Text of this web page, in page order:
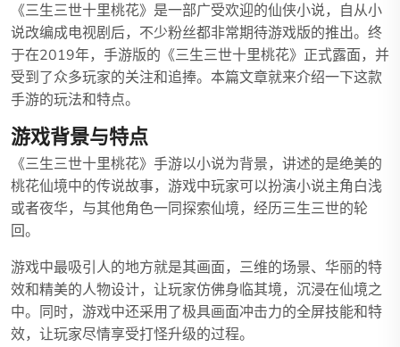
《三生三世十里桃花》是一部广受欢迎的仙侠小说，自从小
说改编成电视剧后，不少粉丝都非常期待游戏版的推出。终
于在2019年，手游版的《三生三世十里桃花》正式露面，并
受到了众多玩家的关注和追捧。本篇文章就来介绍一下这款
手游的玩法和特点。
游戏背景与特点
《三生三世十里桃花》手游以小说为背景，讲述的是绝美的
桃花仙境中的传说故事，游戏中玩家可以扮演小说主角白浅
或者夜华，与其他角色一同探索仙境，经历三生三世的轮
回。
游戏中最吸引人的地方就是其画面，三维的场景、华丽的特
效和精美的人物设计，让玩家仿佛身临其境，沉浸在仙境之
中。同时，游戏中还采用了极具画面冲击力的全屏技能和特
效，让玩家尽情享受打怪升级的过程。